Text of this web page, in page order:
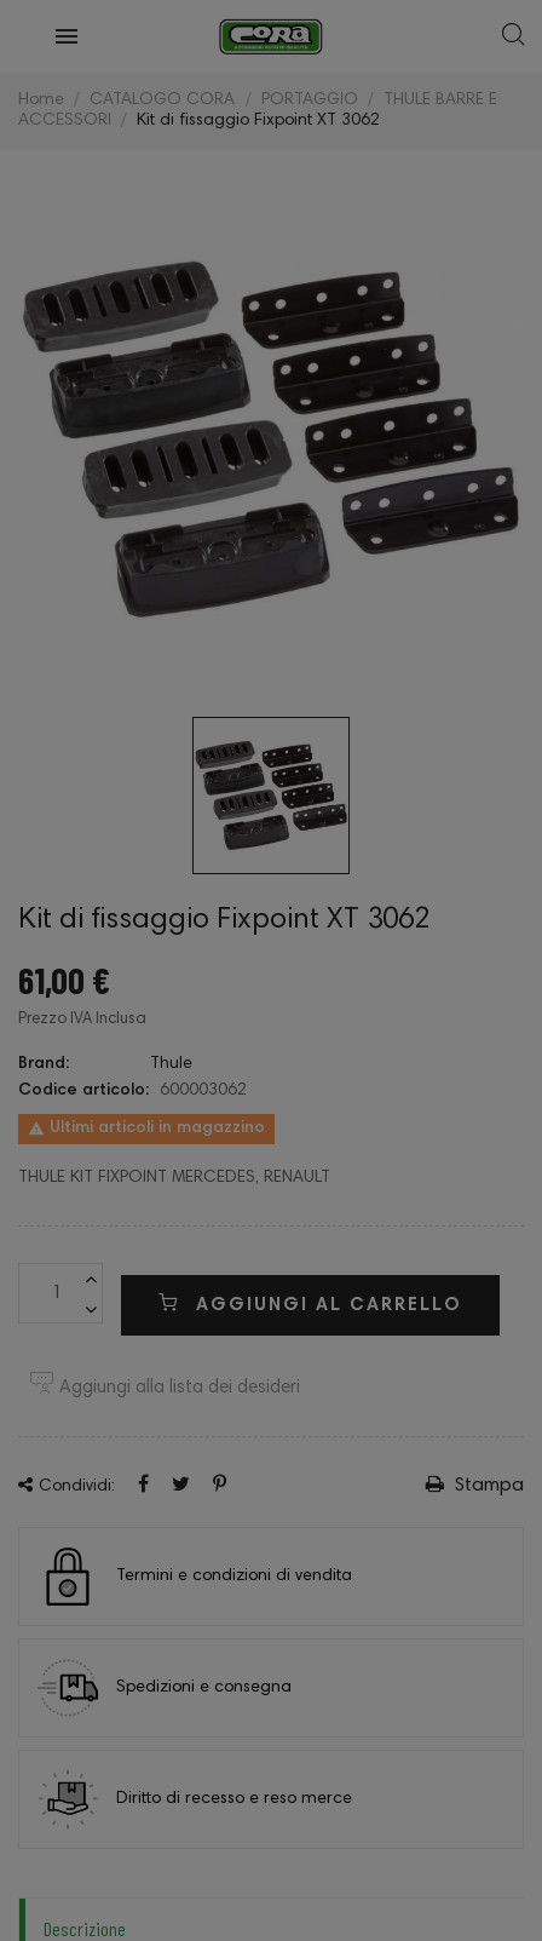
Home CATALOGO CORA PORTAGGIO
THULE BARRE E
ACCESSORI
Kit di fissaggio Fixpoint XT 3062
Kit di fissaggio Fixpoint XT 3062
61,00 €
Prezzo IVA Inclusa
Brand:
Thule
Codice articolo:
600003062
 Ultimi articoli in magazzino
THULE KIT FIXPOINT MERCEDES, RENAULT
AGGIUNGI AL CARRELLO
Aggiungi alla lista dei desideri
Condividi: Stampa
Termini e condizioni di vendita
Spedizioni e consegna
Diritto di recesso e reso merce
Descrizione